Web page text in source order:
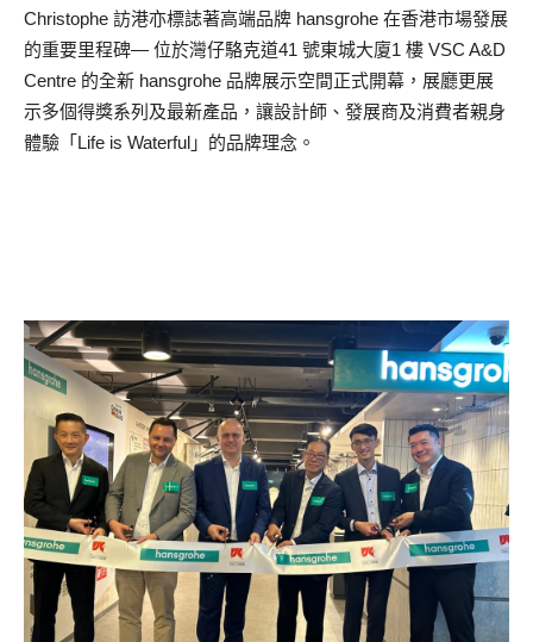
Christophe 訪港亦標誌著高端品牌 hansgrohe 在香港市場發展
的重要里程碑— 位於灣仔駱克道41 號東城大廈1 樓 VSC A&D
Centre 的全新 hansgrohe 品牌展示空間正式開幕，展廳更展
示多個得獎系列及最新產品，讓設計師、發展商及消費者親身
體驗「Life is Waterful」的品牌理念。